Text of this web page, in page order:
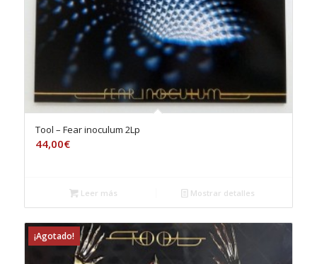
Tool – Fear inoculum 2Lp
44,00€
Leer más Mostrar detalles
¡Agotado!